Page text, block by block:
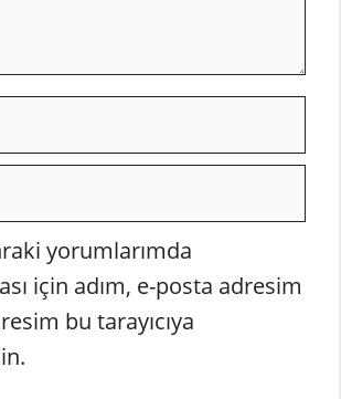
yorumlarımda
için adım, e-posta adresim
bu tarayıcıya